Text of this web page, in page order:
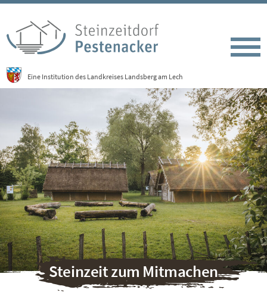
Eine Institution des Landkreises Landsberg am Lech
Steinzeit zum Mitmachen